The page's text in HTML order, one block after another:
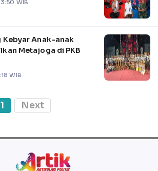
WIB
Kebyar Anak-anak
Metajoga di PKB
WIB
1 Next